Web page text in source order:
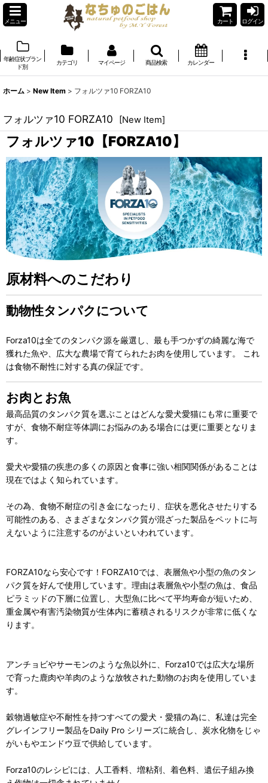
メニュー カート ログイン
年齢症状ブラン
ド別
カテゴリ マイページ 商品検索 カレンダー
ホーム > New Item > フォルツァ10 FORZA10
フォルツァ10 FORZA10 [New Item]
フォルツァ10【FORZA10】
原材料へのこだわり
動物性タンパクについて
Forza10は全てのタンパク源を厳選し、最も手つかずの綺麗な海で
獲れた魚や、広大な農場で育てられたお肉を使用しています。 これ
は食物不耐性に対する真の保証です。
お肉とお魚
最高品質のタンパク質を選ぶことはどんな愛犬愛猫にも常に重要で
すが、食物不耐症等体調にお悩みのある場合には更に重要となりま
す。
愛犬や愛猫の疾患の多くの原因と食事に強い相関関係があることは
現在ではよく知られています。
その為、食物不耐症の引き金になったり、症状を悪化させたりする
可能性のある、さまざまなタンパク質が混ざった製品をペットに与
えないように注意するのがよいといわれています。
FORZA10なら安心です！FORZA10では、表層魚や小型の魚のタン
パク質を好んで使用しています。理由は表層魚や小型の魚は、食品
ピラミッドの下層に位置し、大型魚に比べて平均寿命が短いため、
重金属や有害汚染物質が生体内に蓄積されるリスクが非常に低くな
ります。
アンチョビやサーモンのような魚以外に、Forza10では広大な場所
で育った鹿肉や羊肉のような放牧された動物のお肉を使用していま
す。
穀物過敏症や不耐性を持つすべての愛犬・愛猫の為に、私達は完全
グレインフリー製品をDaily Pro シリーズに統合し、炭水化物をじゃ
がいもやエンドウ豆で供給しています。
Forza10のレシピには、人工香料、増粘剤、着色料、遺伝子組み換